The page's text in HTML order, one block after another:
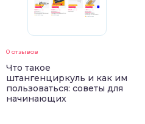
0 отзывов
Что такое
штангенциркуль и как им
пользоваться: советы для
начинающих